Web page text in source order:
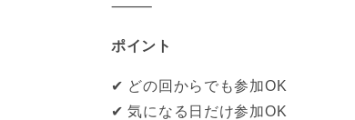
⸻
ポイント
✔ どの回からでも参加OK
✔ 気になる日だけ参加OK